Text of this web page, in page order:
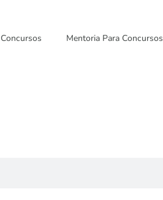
Concursos Mentoria Para Concursos